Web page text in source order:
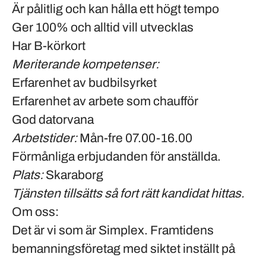
Är pålitlig och kan hålla ett högt tempo
Ger 100% och alltid vill utvecklas
Har B-körkort
Meriterande kompetenser:
Erfarenhet av budbilsyrket
Erfarenhet av arbete som chaufför
God datorvana
Arbetstider: Mån-fre 07.00-16.00
Förmånliga erbjudanden för anställda.
Plats:Skaraborg
Tjänsten tillsätts så fort rätt kandidat hittas.
Om oss:
Det är vi som är Simplex. Framtidens
bemanningsföretag med siktet inställt på